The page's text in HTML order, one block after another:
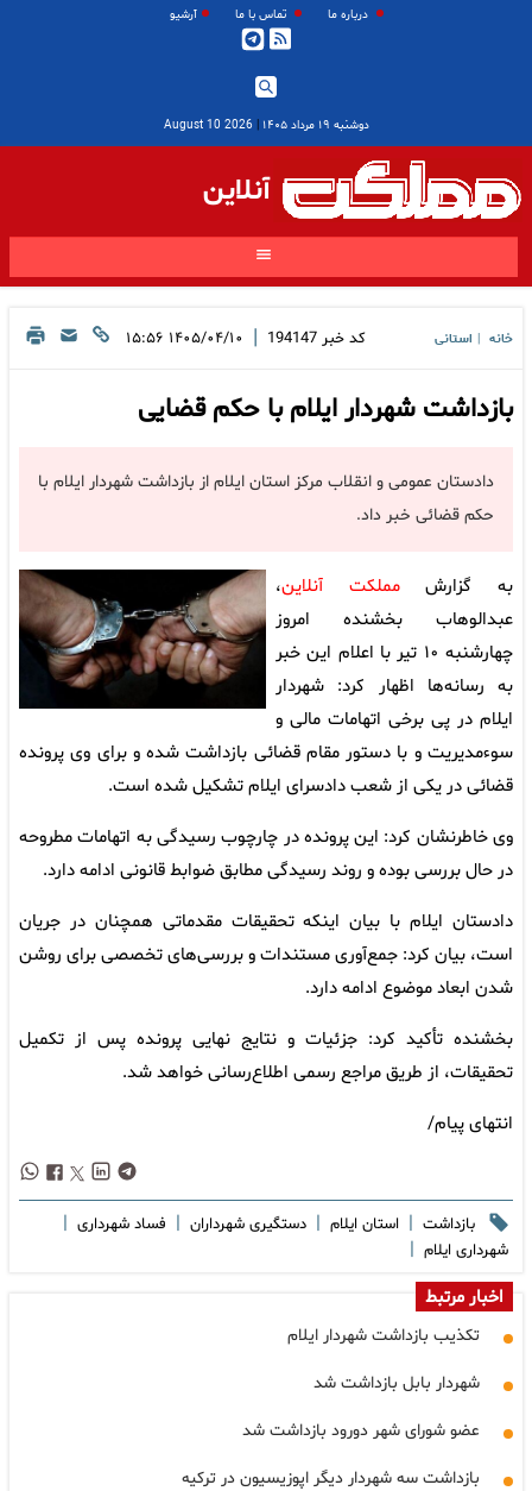
درباره ما تماس با ما آرشیو
دوشنبه ۱۹ مرداد ۱۴۰۵ |
2026 August 10
آنلاین
خانه استانی کد خبر 194147
| ۱۴۰۵/۰۴/۱۰ ۱۵:۵۶
بازداشت شهردار ایلام با حکم قضایی
دادستان عمومی و انقلاب مرکز استان ایلام از بازداشت شهردار ایلام با
حکم قضائی خبر داد.
به گزارشمملکت آنلاین،
عبدالوهاب بخشنده امروز
چهارشنبه ۱۰ تیر با اعلام این خبر
به رسانه‌ها اظهار کرد: شهردار
ایلام در پی برخی اتهامات مالی و
سوءمدیریت و با دستور مقام قضائی بازداشت شده و برای وی پرونده
قضائی در یکی از شعب دادسرای ایلام تشکیل شده است.
وی خاطرنشان کرد: این پرونده در چارچوب رسیدگی به اتهامات مطروحه
در حال بررسی بوده و روند رسیدگی مطابق ضوابط قانونی ادامه دارد.
دادستان ایلام با بیان اینکه تحقیقات مقدماتی همچنان در جریان
است، بیان کرد: جمع‌آوری مستندات و بررسی‌های تخصصی برای روشن
شدن ابعاد موضوع ادامه دارد.
بخشنده تأکید کرد: جزئیات و نتایج نهایی پرونده پس از تکمیل
تحقیقات، از طریق مراجع رسمی اطلاع‌رسانی خواهد شد.
انتهای پیام/
بازداشت | استان ایلام | دستگیری شهرداران | فساد شهرداری |
شهرداری ایلام |
اخبار مرتبط
تکذیب بازداشت شهردار ایلام
شهردار بابل بازداشت شد
عضو شورای شهر دورود بازداشت شد
بازداشت سه شهردار دیگر اپوزیسیون در ترکیه